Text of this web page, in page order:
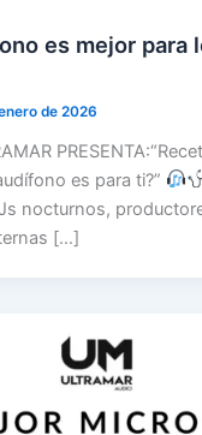
es mejor para
de 2026
es para ti?”
nocturnos,
[…]